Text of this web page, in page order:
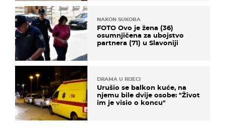
NAKON SUKOBA
FOTO Ovo je žena (36)
osumnjičena za ubojstvo
partnera (71) u Slavoniji
DRAMA U RIJECI
Urušio se balkon kuće, na
njemu bile dvije osobe: "Život
im je visio o koncu"